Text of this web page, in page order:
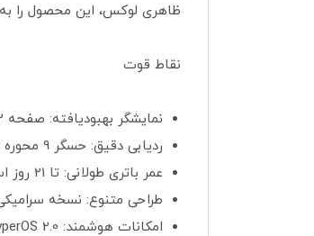
ظاهری لوکس، این محصول را به
نقاط قوت
نمایشگر بهبودیافته: صفحه AMOLED 1.72 اینچی با روشنایی 1500 نیت و حاشیه‌های باریک، تجربه بصری فوق‌العاده‌ای ارائه می‌دهد.
ردیابی دقیق: حسگر 9 محوره و الگوریتم‌های AI، دقت 96% در ردیابی شنا و معیارهای پیشرفته مانند VO₂ max را تضمین می‌کنند.
عمر باتری طولانی: تا 21 روز استفاده، حتی با پایش مداوم و AOD فعال، برای استفاده بدون دغدغه مناسب است.
طراحی متنوع: نسخه
امکانات هوشمند: HyperOS 2.0، مینی‌گیم‌ها و همگام‌سازی با اپلیکیشن‌های سلامتی، تجربه‌ای مدرن ارائه می‌دهند.